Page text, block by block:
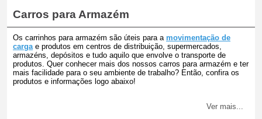
Carros para Armazém
Os carrinhos para armazém são úteis para a movimentação de
cargae produtos em centros de distribuição, supermercados,
armazéns, depósitos e tudo aquilo que envolve o transporte de
produtos. Quer conhecer mais dos nossos carros para armazém e ter
mais facilidade para o seu ambiente de trabalho? Então, confira os
produtos e informações logo abaixo!
Ver mais...